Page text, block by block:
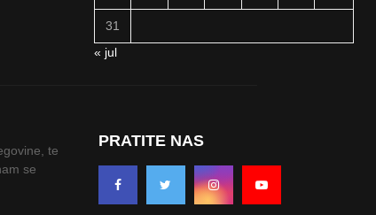
31
« jul
te
se
PRATITE NAS